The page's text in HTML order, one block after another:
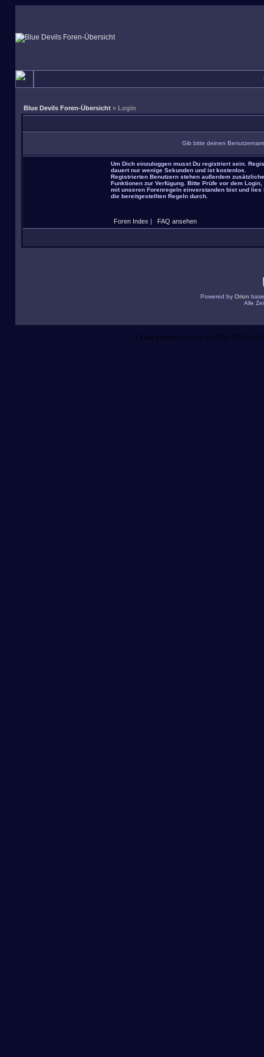
Blue Devils Foren-Übersicht » Login
Gib bitte deinen
Um Dich einzuloggen musst Du registriert sein.
dauert nur wenige Sekunden und ist kostenlos.
Registrierten Benutzern stehen außerdem zusätzliche
Funktionen zur Verfügung. Bitte Prüfe vor dem Login,
mit unseren Forenregeln einverstanden bist und lies
die bereitgestellten Regeln durch.
Foren Index | FAQ ansehen
Powered by Orion
Alle
[ Page generation time: 0.1533s (PHP: